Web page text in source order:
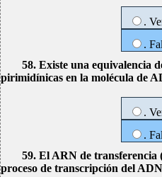
.
.
58. Existe una equivalencia
pirimidínicas en la molécula de
.
.
59. El ARN de
proceso de transcripción del